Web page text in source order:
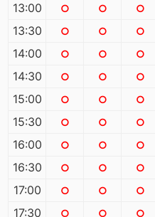
13:00
13:30
14:00
14:30
15:00
15:30
16:00
16:30
17:00
17:30
○
○
○
○
○
○
○
○
○
○
○
○
○
○
○
○
○
○
○
○
○
○
○
○
○
○
○
○
○
○